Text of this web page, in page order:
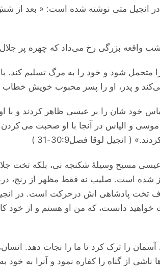
انجیل متی نوشته شده است: « بعد از
بزرگی رخ می‌داد که چهره پر
متحمل شود و خود را به مرگ تسلیم
و پدر، او را پسر محبوب خویش خطاب
خود شان را بر عیسی ظاهر کردند و با او
و الیاس در آنجا با او صحبت می
( انجیل لوقا فصل30:9-31 )
مسیح وسیلۀ شکنجه نی، بلکه تخت
شده است. صلیب نه فقط مظهر از رنج،
تخت پادشاهی اش درحرکت است. در
را ترک کرد تا ما را نجات دهد.
ناشی از گناه را کفاره نمود و آنرا به